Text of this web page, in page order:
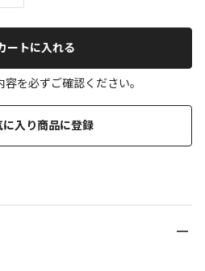
ートに入れる
を必ずご確認ください。
に入り商品に登録